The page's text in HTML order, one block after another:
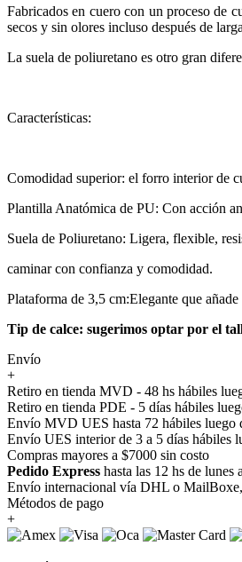
Fabricados en cuero con un proceso de
secos y sin olores incluso después de
La suela de poliuretano es otro gran
Características:
Comodidad superior: el forro interior de
Plantilla Anatómica de PU: Con acción
Suela de Poliuretano: Ligera, flexible,
caminar con confianza y comodidad.
Plataforma de 3,5 cm:Elegante que
Tip de calce: sugerimos optar por el
Envío
+
Retiro en tienda MVD - 48 hs hábiles
Retiro en tienda PDE - 5 días hábiles
Envío MVD UES hasta 72 hábiles luego
Envío UES interior de 3 a 5 días hábiles
Compras mayores a $7000 sin costo
Pedido Express hasta las 12 hs de lunes
Envío internacional vía DHL o
Métodos de pago
+